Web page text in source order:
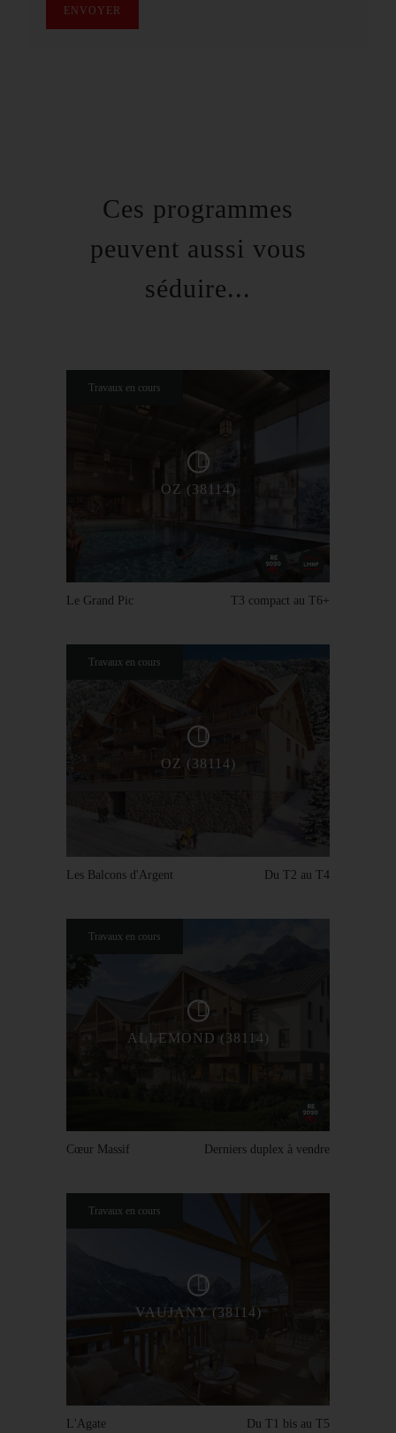
ENVOYER
Ces programmes
peuvent aussi vous
séduire...
Travaux en cours
OZ (38114)
Le Grand Pic T3 compact au T6+
Travaux en cours
OZ (38114)
Les Balcons d'Argent Du T2 au T4
Travaux en cours
ALLEMOND (38114)
Cœur Massif Derniers duplex à vendre
Travaux en cours
VAUJANY (38114)
L'Agate Du T1 bis au T5